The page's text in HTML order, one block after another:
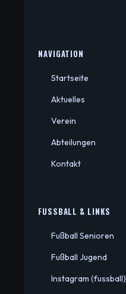
NAVIGATION
Startseite
Aktuelles
Verein
Abteilungen
Kontakt
FUSSBALL & LINKS
Fußball Senioren
Fußball Jugend
Instagram (fussball)